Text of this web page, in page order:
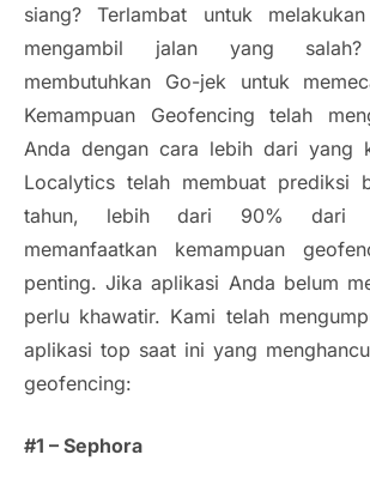
siang? Terlambat untuk melakukan
mengambil jalan yang
membutuhkan Go-jek untuk
Kemampuan Geofencing telah
Anda dengan cara lebih dari yang
Localytics telah membuat prediksi
tahun, lebih dari 90% dari
memanfaatkan kemampuan
penting. Jika aplikasi Anda belum
perlu khawatir. Kami telah
aplikasi top saat ini yang
geofencing:
#1 – Sephora